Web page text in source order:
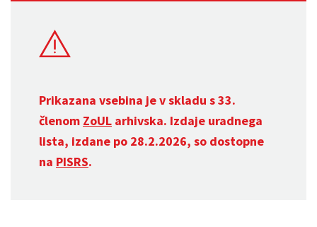
Prikazana vsebina je v skladu s 33.
členom ZoUL arhivska. Izdaje uradnega
lista, izdane po 28.2.2026, so dostopne
na PISRS.